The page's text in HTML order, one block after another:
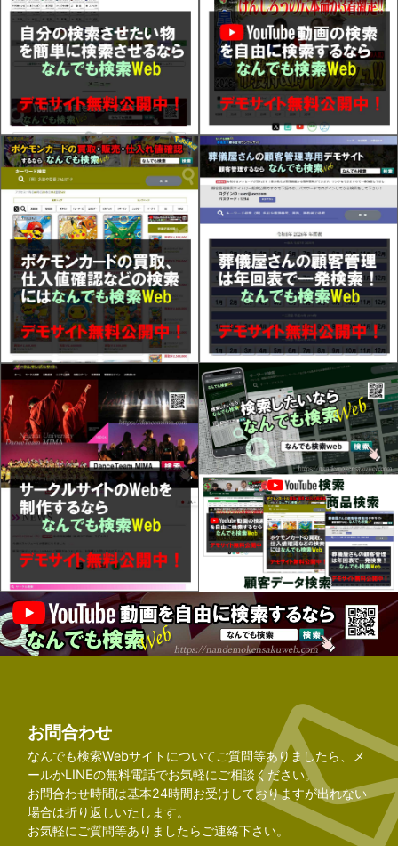
お問合わせ
なんでも検索Webサイトについてご質問等ありましたら、メ
ールかLINEの無料電話でお気軽にご相談ください。
お問合わせ時間は基本24時間お受けしておりますが出れない
場合は折り返しいたします。
お気軽にご質問等ありましたらご連絡下さい。